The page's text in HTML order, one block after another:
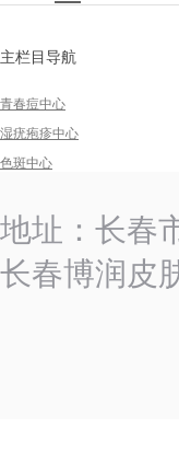
主栏目导航
青春痘中心
湿疣疱疹中心
色斑中心
地址：长春
长春博润皮